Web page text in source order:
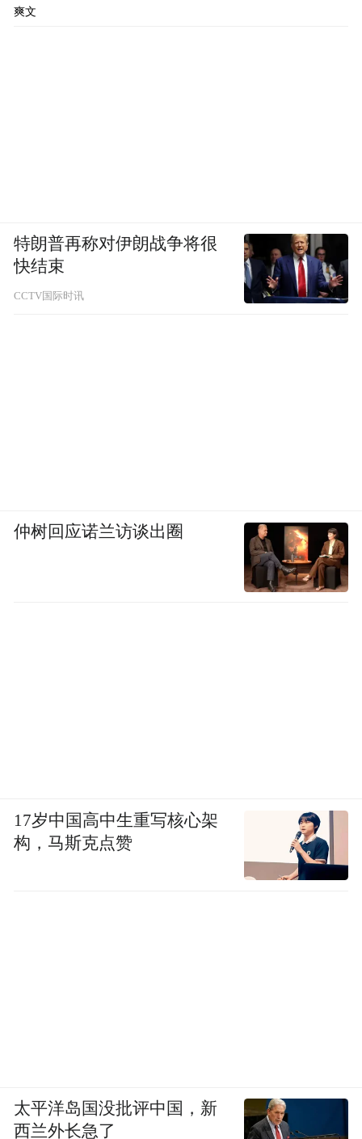
爽文
特朗普再称对伊朗战争将很
快结束
CCTV国际时讯
仲树回应诺兰访谈出圈
17岁中国高中生重写核心架
构，马斯克点赞
太平洋岛国没批评中国，新
西兰外长急了